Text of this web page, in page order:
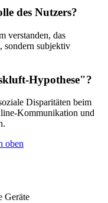
des Nutzers?
verstanden, das
sondern subjektiv
Hypothese"?
Disparitäten beim
Kommunikation und
oben
Geräte